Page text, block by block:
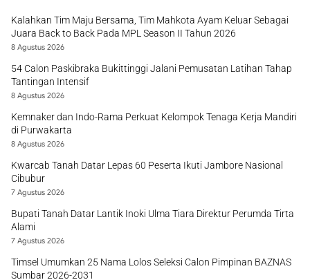
Kalahkan Tim Maju Bersama, Tim Mahkota Ayam Keluar Sebagai
Juara Back to Back Pada MPL Season II Tahun 2026
8 Agustus 2026
54 Calon Paskibraka Bukittinggi Jalani Pemusatan Latihan Tahap
Tantingan Intensif
8 Agustus 2026
Kemnaker dan Indo-Rama Perkuat Kelompok Tenaga Kerja Mandiri
di Purwakarta
8 Agustus 2026
Kwarcab Tanah Datar Lepas 60 Peserta Ikuti Jambore Nasional
Cibubur
7 Agustus 2026
Bupati Tanah Datar Lantik Inoki Ulma Tiara Direktur Perumda Tirta
Alami
7 Agustus 2026
Timsel Umumkan 25 Nama Lolos Seleksi Calon Pimpinan BAZNAS
Sumbar 2026-2031